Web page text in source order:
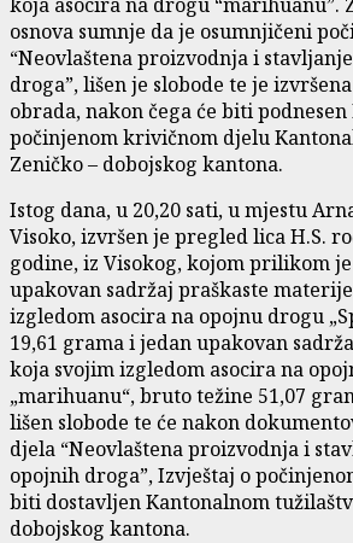
osnova sumnje da je osumnjičeni
“Neovlaštena proizvodnja i
droga”, lišen je slobode te je
obrada, nakon čega će biti
počinjenom krivičnom djelu
Zeničko – dobojskog kantona.
Istog dana, u 20,20 sati, u mjestu
Visoko, izvršen je pregled lica H.S.
godine, iz Visokog, kojom prilikom
upakovan sadržaj praškaste
izgledom asocira na opojnu drogu
19,61 grama i jedan upakovan
koja svojim izgledom asocira na
„marihuanu“, bruto težine 51,07
lišen slobode te će nakon
djela “Neovlaštena proizvodnja i
opojnih droga”, Izvještaj o
biti dostavljen Kantonalnom
dobojskog kantona.